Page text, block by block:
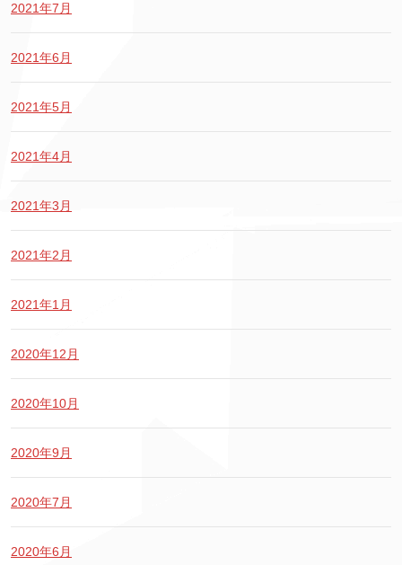
2021年7月
2021年6月
2021年5月
2021年4月
2021年3月
2021年2月
2021年1月
2020年12月
2020年10月
2020年9月
2020年7月
2020年6月